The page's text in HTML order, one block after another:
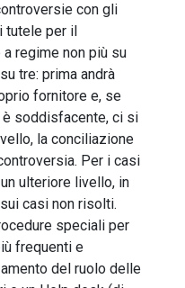
con gli
tutele per il
regime non più su
tre: prima andrà
fornitore e, se
soddisfacente, ci si
la conciliazione
Per i casi
ulteriore livello, in
casi non risolti.
speciali per
frequenti e
del ruolo delle